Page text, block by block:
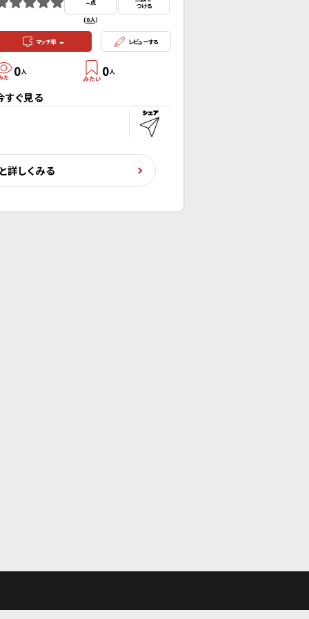
点
(0人）
つける
マッチ率 - レビューする
0人 0人
すぐ見る
詳しくみる